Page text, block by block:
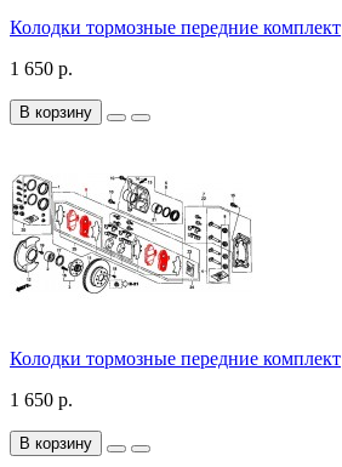
Колодки тормозные передние комплект
1 650 р.
В корзину
Колодки тормозные передние комплект
1 650 р.
В корзину